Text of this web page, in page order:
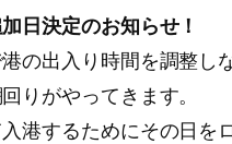
日決定のお知らせ！
の出入り時間を調整し
りがやってきます。
港するためにその日を